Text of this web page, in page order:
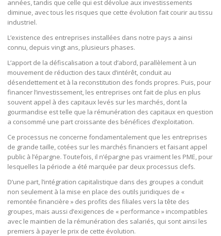
années, tandis que celle qui est dévolue aux investissements
diminue, avec tous les risques que cette évolution fait courir au tissu
industriel.
L’existence des entreprises installées dans notre pays a ainsi
connu, depuis vingt ans, plusieurs phases.
L’apport de la défiscalisation a tout d’abord, parallèlement à un
mouvement de réduction des taux d’intérêt, conduit au
désendettement et à la reconstitution des fonds propres. Puis, pour
financer l’investissement, les entreprises ont fait de plus en plus
souvent appel à des capitaux levés sur les marchés, dont la
gourmandise est telle que la rémunération des capitaux en question
a consommé une part croissante des bénéfices d’exploitation.
Ce processus ne concerne fondamentalement que les entreprises
de grande taille, cotées sur les marchés financiers et faisant appel
public à l’épargne. Toutefois, il n’épargne pas vraiment les PME, pour
lesquelles la période a été marquée par deux processus clefs.
D’une part, l’intégration capitalistique dans des groupes a conduit
non seulement à la mise en place des outils juridiques de «
remontée financière » des profits des filiales vers la tête des
groupes, mais aussi d’exigences de « performance » incompatibles
avec le maintien de la rémunération des salariés, qui sont ainsi les
premiers à payer le prix de cette évolution.